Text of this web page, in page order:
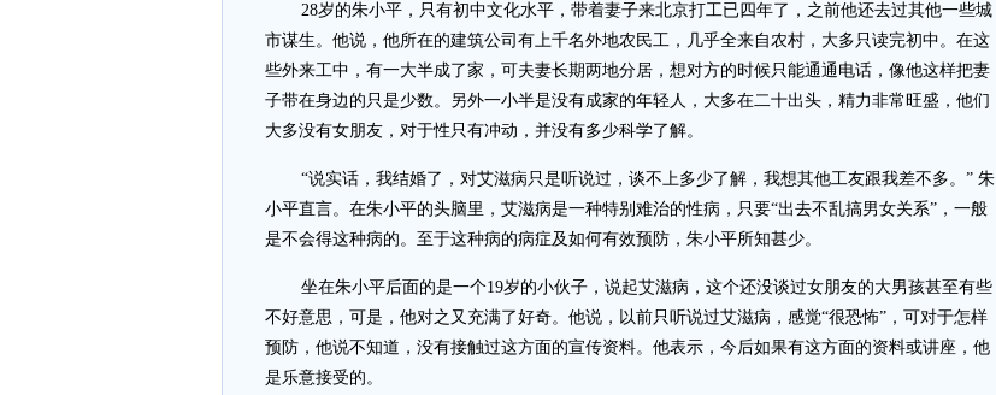
28岁的朱小平，只有初中文化水平，带着妻子来北京打工已四年了，之前他还去过其他一些城
市谋生。他说，他所在的建筑公司有上千名外地农民工，几乎全来自农村，大多只读完初中。在这
些外来工中，有一大半成了家，可夫妻长期两地分居，想对方的时候只能通通电话，像他这样把妻
子带在身边的只是少数。另外一小半是没有成家的年轻人，大多在二十出头，精力非常旺盛，他们
大多没有女朋友，对于性只有冲动，并没有多少科学了解。
“说实话，我结婚了，对艾滋病只是听说过，谈不上多少了解，我想其他工友跟我差不多。” 朱
小平直言。在朱小平的头脑里，艾滋病是一种特别难治的性病，只要“出去不乱搞男女关系”，一般
是不会得这种病的。至于这种病的病症及如何有效预防，朱小平所知甚少。
坐在朱小平后面的是一个19岁的小伙子，说起艾滋病，这个还没谈过女朋友的大男孩甚至有些
不好意思，可是，他对之又充满了好奇。他说，以前只听说过艾滋病，感觉“很恐怖”，可对于怎样
预防，他说不知道，没有接触过这方面的宣传资料。他表示，今后如果有这方面的资料或讲座，他
是乐意接受的。